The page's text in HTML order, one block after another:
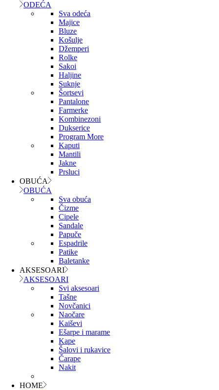
ODEĆA
Sva odeća
Majice
Bluze
Košulje
Džemperi
Rolke
Sakoi
Haljine
Suknje
Šortsevi
Pantalone
Farmerke
Kombinezoni
Dukserice
Program More
Kaputi
Mantili
Jakne
Prsluci
OBUĆA
OBUĆA
Sva obuća
Čizme
Cipele
Sandale
Papuče
Espadrile
Patike
Baletanke
AKSESOARI
AKSESOARI
Svi aksesoari
Tašne
Novčanici
Naočare
Kaiševi
Ešarpe i marame
Kape
Šalovi i rukavice
Čarape
Nakit
HOME